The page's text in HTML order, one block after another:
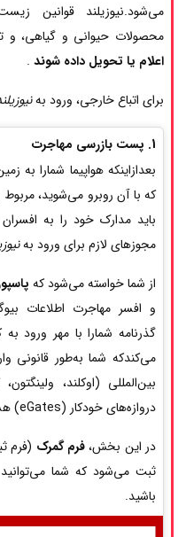
می‌شود.نیوزیلند قوانین
محصولات حیوانی و گیاهی، و
اعلام یا تحویل داده شوند .
برای اتباع خارجی، ورود به
1. پست بازرسی مهاجرت
بعدازاینکه هواپیما شمارا
که با آن روبرو می‌شوید، مربوط
مجوزهای لازم برای ورود به
از شما خواسته می‌شود که
و افسر مهاجرت اطلاعات
گذرنامه شمارا با مهر ورود
می‌کندکه شما به‌طور قانونی
بین‌المللی (اوکلند،
دروازه‌های خودکار (eGates) هستند
در این بخش،فرم گمرک (فرم
ثبت می‌شود که شما
باشید.